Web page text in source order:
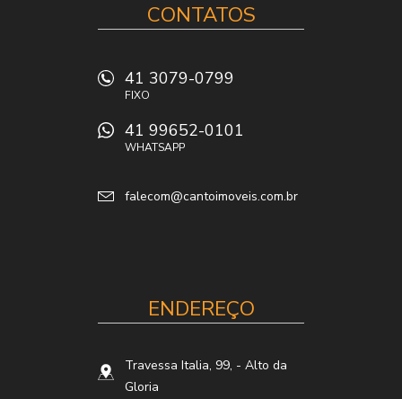
CONTATOS
41 3079-0799
FIXO
41 99652-0101
WHATSAPP
falecom@cantoimoveis.com.br
ENDEREÇO
Travessa Italia, 99, - Alto da
Gloria